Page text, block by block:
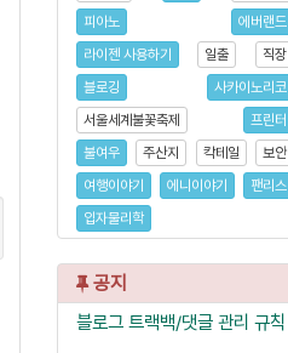
피아노
에버랜드
라이젠 사용하기
일출
직장
블로깅
사카이노리코
서울세계불꽃축제
프린터
불여우
주산지 칵테일
보안
여행이야기
에니이야기
팬리스
입자물리학
공지
블로그 트랙백/댓글 관리 규칙